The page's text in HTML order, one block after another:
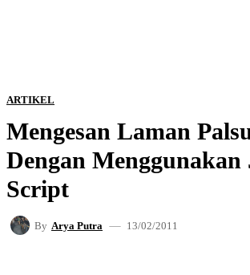
ARTIKEL
Mengesan Laman
Dengan Menggunakan
Script
By Arya Putra 13/02/2011